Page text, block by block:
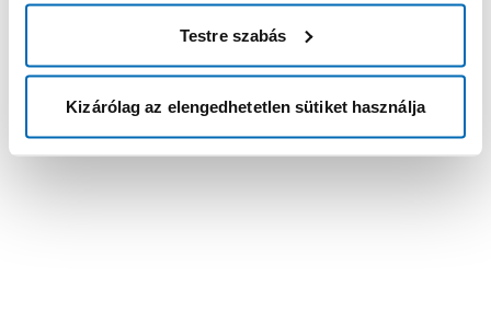
Testre szabás
Kizárólag az elengedhetetlen sütiket használja